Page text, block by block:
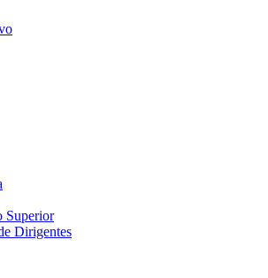
Superior
Dirigentes